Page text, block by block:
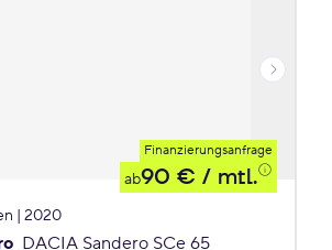
Finanzierungsanfrage
ab90 € / mtl.
| 2020
DACIA Sandero SCe 65